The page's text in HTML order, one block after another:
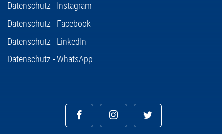
Datenschutz - Instagram
Datenschutz - Facebook
Datenschutz - LinkedIn
Datenschutz - WhatsApp